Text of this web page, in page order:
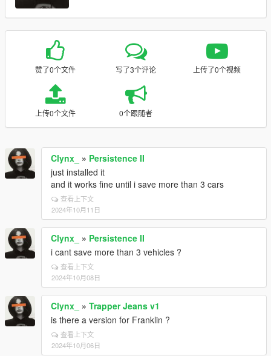
赞了0个文件 写了3个评论 上传了0个视频
上传0个文件 0个跟随者
Clynx_ » Persistence II
just installed it
and it works fine until i save more than 3 cars
查看上下文
2024年10月11日
Clynx_ » Persistence II
i cant save more than 3 vehicles ?
查看上下文
2024年10月08日
Clynx_ » Trapper Jeans v1
is there a version for Franklin ?
查看上下文
2024年10月06日